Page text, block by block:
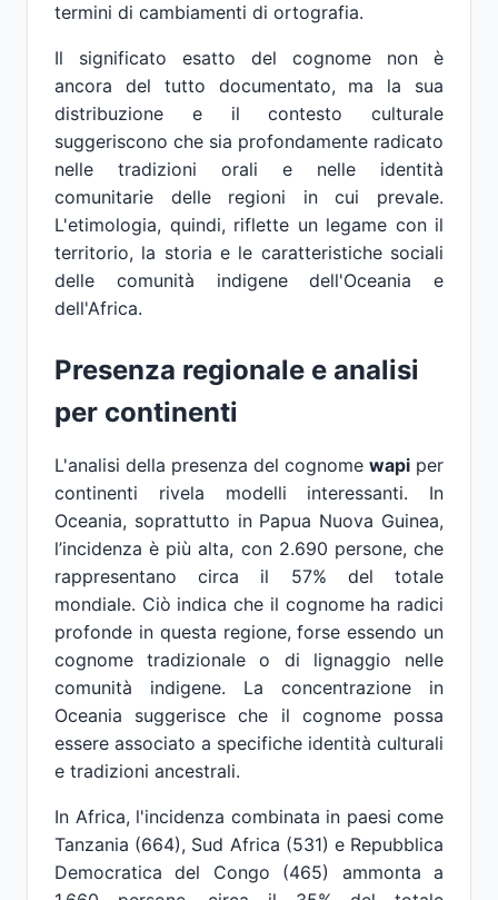
termini di cambiamenti di ortografia.
Il significato esatto del cognome non è
ancora del tutto documentato, ma la sua
distribuzione e il contesto culturale
suggeriscono che sia profondamente radicato
nelle tradizioni orali e nelle identità
comunitarie delle regioni in cui prevale.
L'etimologia, quindi, riflette un legame con il
territorio, la storia e le caratteristiche sociali
delle comunità indigene dell'Oceania e
dell'Africa.
Presenza regionale e analisi
per continenti
L'analisi della presenza del cognome wapi per
continenti rivela modelli interessanti. In
Oceania, soprattutto in Papua Nuova Guinea,
l’incidenza è più alta, con 2.690 persone, che
rappresentano circa il 57% del totale
mondiale. Ciò indica che il cognome ha radici
profonde in questa regione, forse essendo un
cognome tradizionale o di lignaggio nelle
comunità indigene. La concentrazione in
Oceania suggerisce che il cognome possa
essere associato a specifiche identità culturali
e tradizioni ancestrali.
In Africa, l'incidenza combinata in paesi come
Tanzania (664), Sud Africa (531) e Repubblica
Democratica del Congo (465) ammonta a